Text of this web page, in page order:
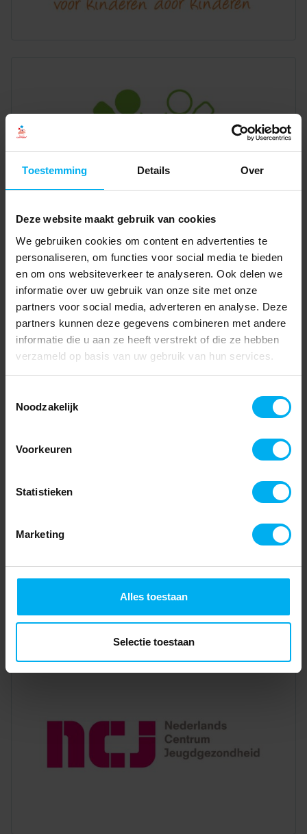
Toestemming Details Over
Deze website maakt gebruik van cookies
We gebruiken cookies om content en advertenties te
personaliseren, om functies voor social media te bieden
en om ons websiteverkeer te analyseren. Ook delen we
informatie over uw gebruik van onze site met onze
partners voor social media, adverteren en analyse. Deze
partners kunnen deze gegevens combineren met andere
informatie die u aan ze heeft verstrekt of die ze hebben
verzameld op basis van uw gebruik van hun services.
Noodzakelijk
Voorkeuren
Statistieken
Marketing
Alles toestaan
Selectie toestaan